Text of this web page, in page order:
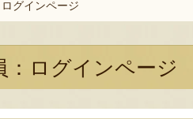
グインページ
：ログインページ